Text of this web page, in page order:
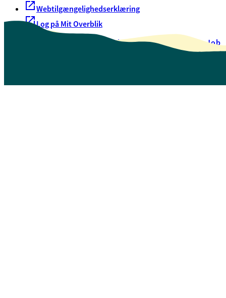
Webtilgængelighedserklæring
Log på Mit Overblik
Oversigt over selvbetjeningJob